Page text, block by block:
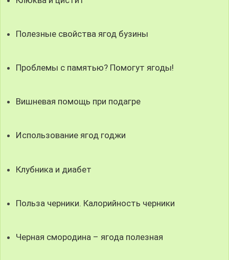
Полезные свойства ягод бузины
Проблемы с памятью? Помогут ягоды!
Вишневая помощь при подагре
Использование ягод годжи
Клубника и диабет
Польза черники. Калорийность черники
Черная смородина – ягода полезная